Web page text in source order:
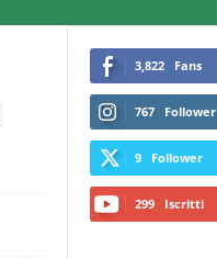
3,822 Fans
767 Follower
9 Follower
299 Iscritti